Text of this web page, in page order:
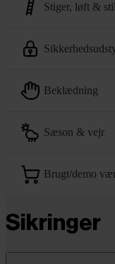
stiger, løft &
beklædning
sæson & vejr
brugt/demo
Sikringer